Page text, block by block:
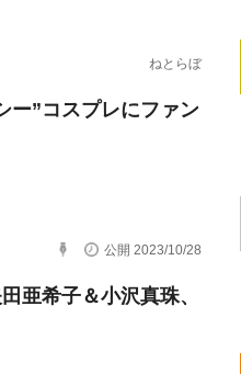
ねとらぼ
ー”コスプレにファン
公開 2023/10/28
亜希子＆小沢真珠、